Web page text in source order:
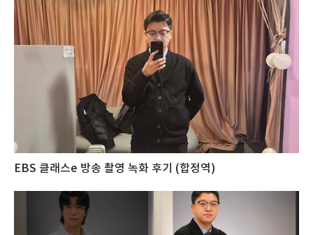
EBS 클래스e 방송 촬영 녹화 후기 (합정역)